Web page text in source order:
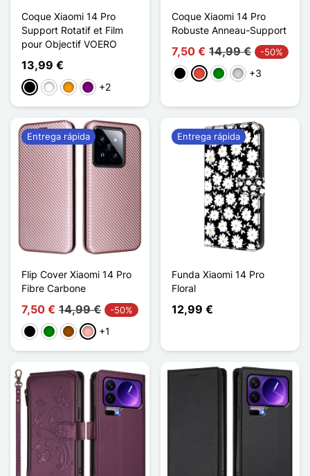
Coque Xiaomi 14 Pro
Support Rotatif et Film
pour Objectif VOERO
13,99 €
NegroBlancoNaranjaPúrpura
+2
Coque Xiaomi 14 Pro
Robuste Anneau-Support
7,50 € 14,99 € -50%
NegroRojoVerdePlata+3
Flip Cover Xiaomi 14 Pro
Fibre Carbone
7,50 € 14,99 € -50%
NegroVerdeMarrónOro rosa
+1
Entrega rápida
Funda Xiaomi 14 Pro
Floral
12,99 €
Entrega rápida